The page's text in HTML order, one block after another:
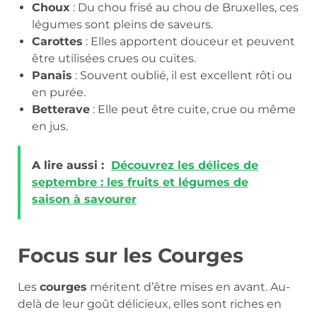
Choux : Du chou frisé au chou de Bruxelles, ces
légumes sont pleins de saveurs.
Carottes : Elles apportent douceur et peuvent
être utilisées crues ou cuites.
Panais : Souvent oublié, il est excellent rôti ou
en purée.
Betterave : Elle peut être cuite, crue ou même
en jus.
A lire aussi : Découvrez les délices de
septembre : les fruits et légumes de
saison à savourer
Focus sur les Courges
Les courges méritent d’être mises en avant. Au-
delà de leur goût délicieux, elles sont riches en